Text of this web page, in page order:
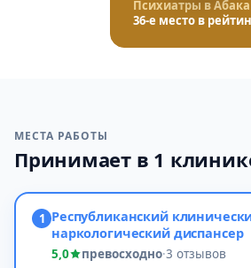
Психиатры в
36-е место в
МЕСТА РАБОТЫ
Принимает в 1
1 Республиканский
наркологический диспансер
5,0 превосходно·3 отзывов